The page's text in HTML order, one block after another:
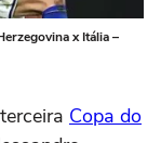
x Itália –
Copa do